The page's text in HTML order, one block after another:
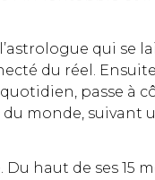
qui
du réel.
passe à
monde, suivant
haut de ses 15